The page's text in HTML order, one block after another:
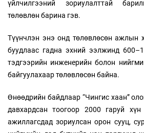
үйлчилгээний зориулалттай
төлөвлөн барина гэв.
Түүнчлэн энэ онд төлөвлөсөн ажлын
буудлаас гадна эхний ээлжинд
тэдгээрийн инженерийн болон
байгуулахаар төлөвлөсөн байна.
Өнөөдрийн байдлаар “Чингис хаан”
давхардсан тоогоор 2000 гаруй
ажиллагсдад зориулсан орон сууц,